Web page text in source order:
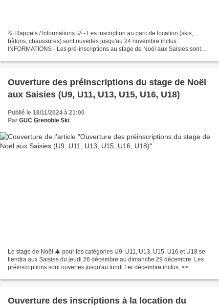
💡 Rappels / Informations 💡 - Les inscription au parc de location (skis,
bâtons, chaussures) sont ouvertes jusqu'au 24 novembre inclus :
INFORMATIONS - Les pré-inscriptions au stage de Noël aux Saisies sont
Ouverture des préinscriptions du stage de Noël
aux Saisies (U9, U11, U13, U15, U16, U18)
Publié le 18/11/2024 à 21:00
Par GUC Grenoble Ski
Le stage de Noël 🎄 pour les catégories U9, U11, U13, U15, U16 et U18 se
tiendra aux Saisies du jeudi 26 décembre au dimanche 29 décembre. Les
préinscriptions sont ouvertes jusqu'au lundi 1er décembre inclus. >>
Ouverture des inscriptions à la location du